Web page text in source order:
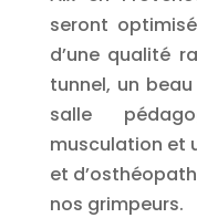
seront
d’une qualité
tunnel, un
salle
musculation et
et
nos grimpeurs.